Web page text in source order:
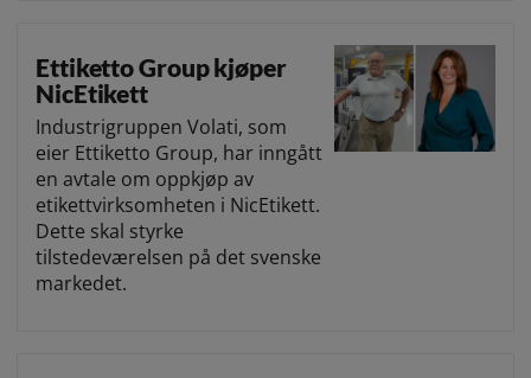
Ettiketto Group kjøper
NicEtikett
Industrigruppen Volati, som
eier Ettiketto Group, har inngått
en avtale om oppkjøp av
etikettvirksomheten i NicEtikett.
Dette skal styrke
tilstedeværelsen på det svenske
markedet.